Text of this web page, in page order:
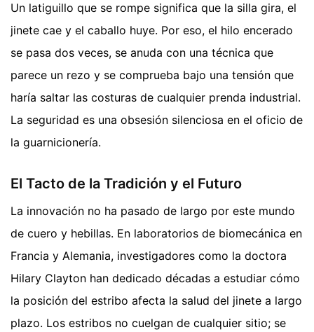
Un latiguillo que se rompe significa que la silla gira, el
jinete cae y el caballo huye. Por eso, el hilo encerado
se pasa dos veces, se anuda con una técnica que
parece un rezo y se comprueba bajo una tensión que
haría saltar las costuras de cualquier prenda industrial.
La seguridad es una obsesión silenciosa en el oficio de
la guarnicionería.
El Tacto de la Tradición y el Futuro
La innovación no ha pasado de largo por este mundo
de cuero y hebillas. En laboratorios de biomecánica en
Francia y Alemania, investigadores como la doctora
Hilary Clayton han dedicado décadas a estudiar cómo
la posición del estribo afecta la salud del jinete a largo
plazo. Los estribos no cuelgan de cualquier sitio; se